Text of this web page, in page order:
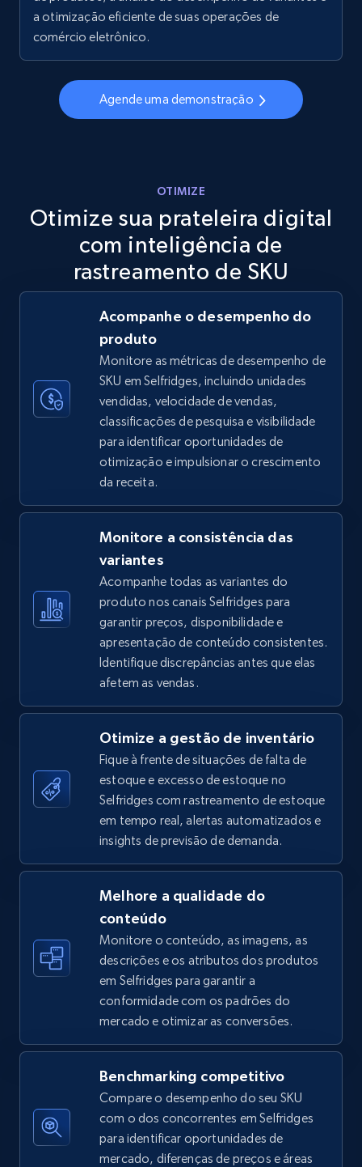
more.
5.6K+ 878+ Comece agora
URL, Final price, Sku, Currency, Gtin,
more.
Comece agora
TikTok Shop
URL, Title, Available, Description, Currency, Initial
price, Final price, Discount percent, and more.
668+ Comece agora
TikTok Shop - category
URL, Title, Available, Description, Currency, Initial
price, Final price, Discount percent, and more.
5.4K+ 668+ Comece agora
TikTok Shop - Collect TikTok shop products
price, Final price, Discount percent, and more.
668+ Comece agora
TikTok Shop - discover records by shop url
price, Final price, Discount percent, and more.
5.4K+ 668+ Comece agora
Amazon sellers info
Seller id, URL, Seller name, Description, Detailed
info, Stars, Feedbacks, Return policy, and more.
2.5K+ 378+ Comece agora
a otimização eficiente de suas operações de
comércio eletrônico.
Agende uma demonstração
OTIMIZE
Otimize sua prateleira digital
com inteligência de
rastreamento de SKU
Acompanhe o desempenho do
produto
Monitore as métricas de desempenho de
SKU em Selfridges, incluindo unidades
vendidas, velocidade de vendas,
classificações de pesquisa e visibilidade
para identificar oportunidades de
otimização e impulsionar o crescimento
da receita.
Monitore a consistência das
variantes
Acompanhe todas as variantes do
produto nos canais Selfridges para
garantir preços, disponibilidade e
apresentação de conteúdo consistentes.
Identifique discrepâncias antes que elas
afetem as vendas.
Otimize a gestão de inventário
Fique à frente de situações de falta de
estoque e excesso de estoque no
Selfridges com rastreamento de estoque
em tempo real, alertas automatizados e
insights de previsão de demanda.
Melhore a qualidade do
conteúdo
Monitore o conteúdo, as imagens, as
descrições e os atributos dos produtos
em Selfridges para garantir a
conformidade com os padrões do
mercado e otimizar as conversões.
Benchmarking competitivo
Compare o desempenho do seu SKU
com o dos concorrentes em Selfridges
para identificar oportunidades de
mercado, diferenças de preços e áreas